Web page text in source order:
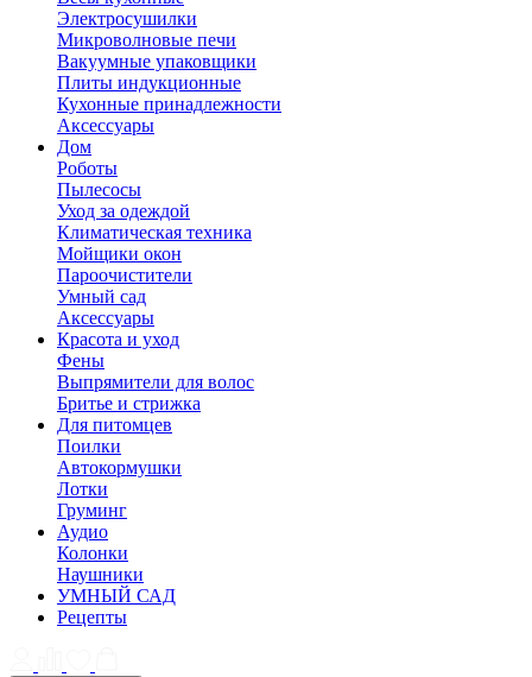
Электросушилки
Микроволновые печи
Вакуумные упаковщики
Плиты индукционные
Кухонные принадлежности
Аксессуары
Дом
Роботы
Пылесосы
Уход за одеждой
Климатическая техника
Мойщики окон
Пароочистители
Умный сад
Аксессуары
Красота и уход
Фены
Выпрямители для волос
Бритье и стрижка
Для питомцев
Поилки
Автокормушки
Лотки
Груминг
Аудио
Колонки
Наушники
УМНЫЙ САД
Рецепты